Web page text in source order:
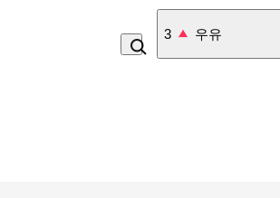
4 미숫가루